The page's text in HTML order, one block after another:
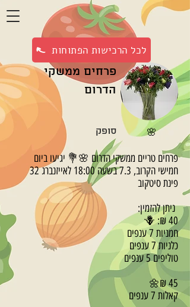
לכל הרכישות הפתוחות
פרחים ממשקי
הדרום
🌸 סופק
פרחים טריים ממשקי הדרום 🌸💐 יגיעו ביום
חמישי הקרוב, 7.3 בשעה 18:00 לאייזנברג 32
פינת סיטקוב
ניתן להזמין:
40 ₪: 🪻
חמניות 7 ענפים
כלניות 7 ענפים
טוליפים 5 ענפים
45 ₪🌼
קאלות 7 ענפים